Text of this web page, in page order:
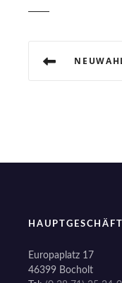
r
g
s
Europaplatz 17
46399 Bocholt